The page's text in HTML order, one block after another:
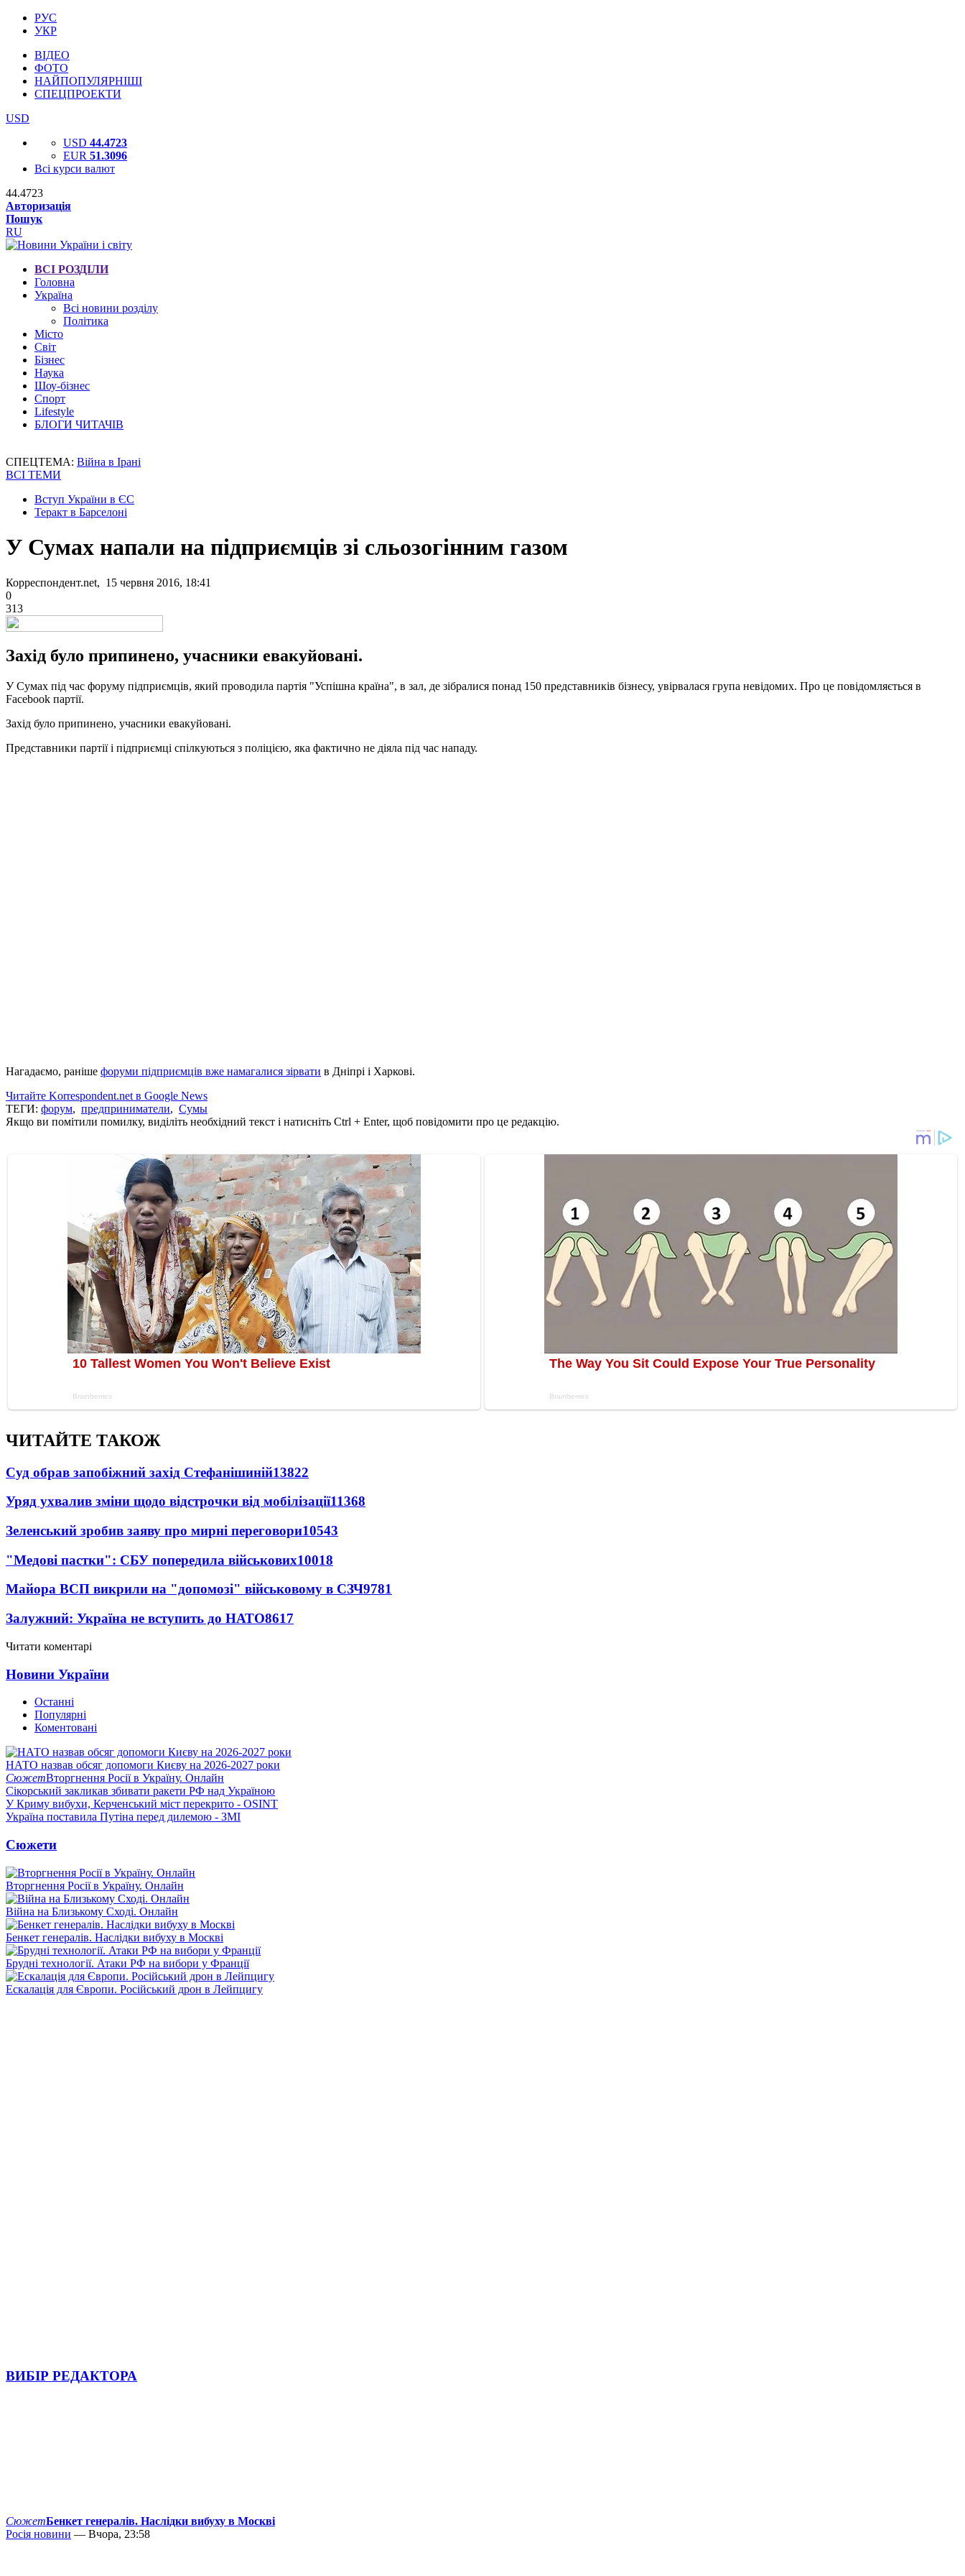
РУС
УКР
ВІДЕО
ФОТО
НАЙПОПУЛЯРНІШІ
СПЕЦПРОЕКТИ
USD
USD 44.4723
EUR 51.3096
Всі курси валют
44.4723
Авторизація
Пошук
RU
ВСІ РОЗДІЛИ
Головна
Україна
Всі новини розділу
Політика
Місто
Світ
Бізнес
Наука
Шоу-бізнес
Спорт
Lifestyle
БЛОГИ ЧИТАЧІВ
СПЕЦТЕМА: Війна в Ірані
ВСІ ТЕМИ
Вступ України в ЄС
Теракт в Барселоні
У Сумах напали на підприємців зі сльозогінним газом
Корреспондент.net, 15 червня 2016, 18:41
0
313
Захід було припинено, учасники евакуйовані.
У Сумах під час форуму підприємців, який проводила партія "Успішна країна", в зал, де зібралися понад 150 представників бізнесу, увірвалася група невідомих. Про це повідомляється в
Facebook партії.
Захід було припинено, учасники евакуйовані.
Представники партії і підприємці спілкуються з поліцією, яка фактично не діяла під час нападу.
Нагадаємо, раніше форуми підприємців вже намагалися зірвати в Дніпрі і Харкові.
Читайте Korrespondent.net в Google News
ТЕГИ: форум, предприниматели, Сумы
Якщо ви помітили помилку, виділіть необхідний текст і натисніть Ctrl + Enter, щоб повідомити про це редакцію.
ЧИТАЙТЕ ТАКОЖ
Суд обрав запобіжний захід Стефанішиній13822
Уряд ухвалив зміни щодо відстрочки від мобілізації11368
Зеленський зробив заяву про мирні переговори10543
"Медові пастки": СБУ попередила військових10018
Майора ВСП викрили на "допомозі" військовому в СЗЧ9781
Залужний: Україна не вступить до НАТО8617
Читати коментарі
Новини України
Останні
Популярні
Коментовані
НАТО назвав обсяг допомоги Києву на 2026-2027 роки
СюжетВторгнення Росії в Україну. Онлайн
Сікорський закликав збивати ракети РФ над Україною
У Криму вибухи, Керченський міст перекрито - OSINT
Україна поставила Путіна перед дилемою - ЗМІ
Сюжети
Вторгнення Росії в Україну. Онлайн
Війна на Близькому Сході. Онлайн
Бенкет генералів. Наслідки вибуху в Москві
Брудні технології. Атаки РФ на вибори у Франції
Ескалація для Європи. Російський дрон в Лейпцигу
ВИБІР РЕДАКТОРА
СюжетБенкет генералів. Наслідки вибуху в Москві
Росія новини — Вчора, 23:58